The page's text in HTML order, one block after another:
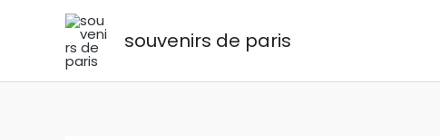
souvenirs de paris